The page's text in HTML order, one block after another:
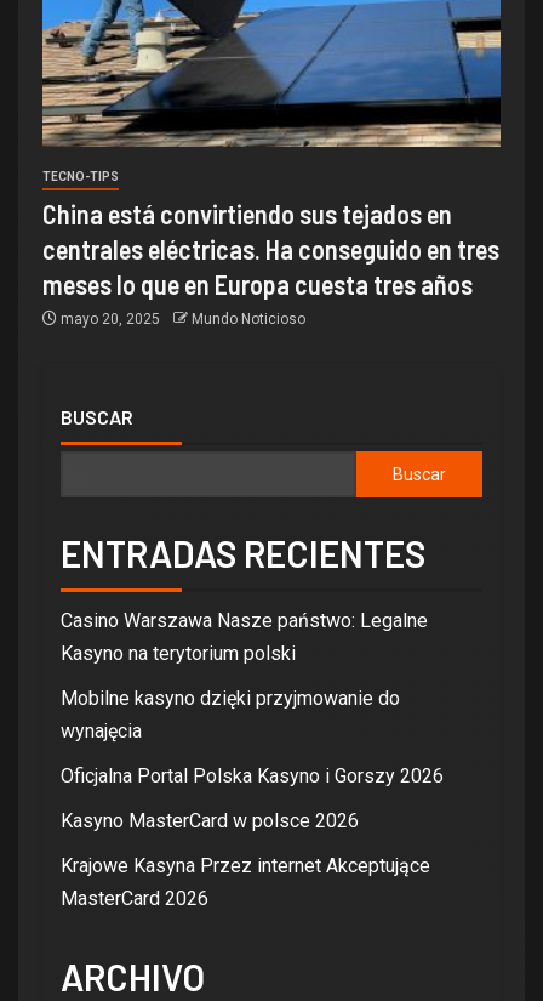
TECNO-TIPS
China está convirtiendo sus tejados en
centrales eléctricas. Ha conseguido en tres
meses lo que en Europa cuesta tres años
mayo 20, 2025 Mundo Noticioso
BUSCAR
Buscar
ENTRADAS RECIENTES
Casino Warszawa Nasze państwo: Legalne
Kasyno na terytorium polski
Mobilne kasyno dzięki przyjmowanie do
wynajęcia
Oficjalna Portal Polska Kasyno i Gorszy 2026
Kasyno MasterCard w polsce 2026
Krajowe Kasyna Przez internet Akceptujące
MasterCard 2026
ARCHIVO